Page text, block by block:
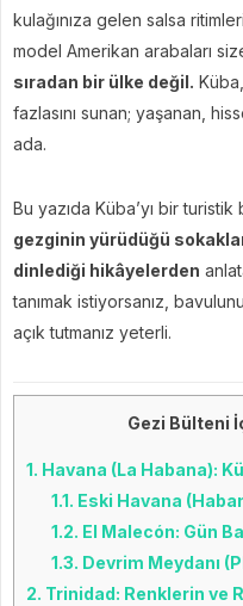
kulağınıza gelen salsa
model Amerikan arabaları
sıradan bir ülke değil.
fazlasını sunan; yaşanan,
ada.
Bu yazıda Küba’yı bir
gezginin yürüdüğü
dinlediği hikâyelerden
tanımak istiyorsanız,
açık tutmanız yeterli.
Gezi Bülteni
1. Havana (La Habana):
1.1. Eski Havana
1.2. El Malecón: Gün
1.3. Devrim Meydanı
2. Trinidad: Renklerin ve